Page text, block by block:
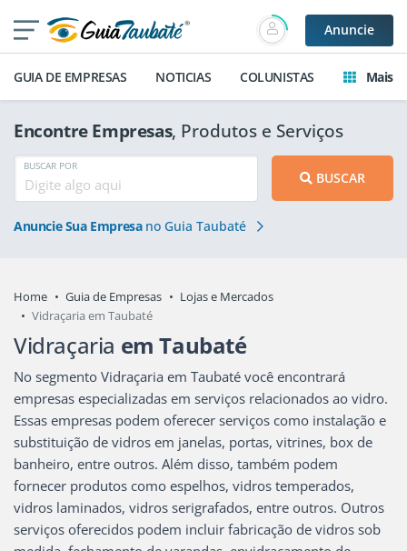
Anuncie
GUIA DE EMPRESAS NOTICIAS COLUNISTAS Mais
Encontre Empresas, Produtos e Serviços
BUSCAR POR
BUSCAR
Anuncie Sua Empresano Guia Taubaté
Home Guia de Empresas
Lojas e Mercados
Vidraçaria em Taubaté
Vidraçaria em Taubaté
No segmento Vidraçaria em Taubaté você encontrará
empresas especializadas em serviços relacionados ao vidro.
Essas empresas podem oferecer serviços como instalação e
substituição de vidros em janelas, portas, vitrines, box de
banheiro, entre outros. Além disso, também podem
fornecer produtos como espelhos, vidros temperados,
vidros laminados, vidros serigrafados, entre outros. Outros
serviços oferecidos podem incluir fabricação de vidros sob